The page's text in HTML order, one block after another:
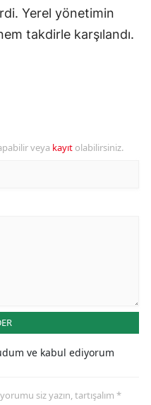
Yerel yönetimin
takdirle karşılandı.
veya kayıt olabilirsiniz.
ve kabul ediyorum
siz yazın, tartışalım *